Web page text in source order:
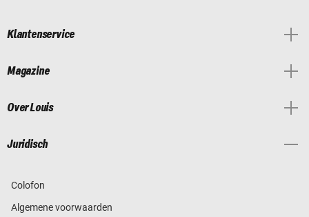
Klantenservice
Magazine
Over Louis
Juridisch
Colofon
Algemene voorwaarden